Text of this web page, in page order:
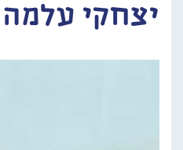
יצחקי עלמה